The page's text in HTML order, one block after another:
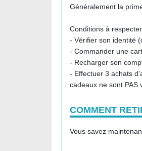
Généralement la
Conditions à
- Vérifier son identité
- Commander une
- Recharger son
- Effectuer 3 achats
cadeaux ne sont PAS
COMMENT
Vous savez